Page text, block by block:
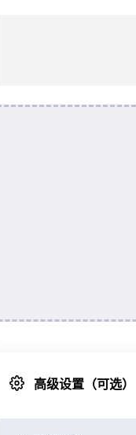
高级设置（可选）